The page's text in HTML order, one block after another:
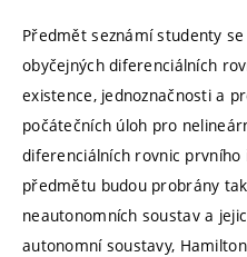
Předmět seznámí studenty
obyčejných diferenciálních
existence, jednoznačnosti a
počátečních úloh pro
diferenciálních rovnic
předmětu budou probrány
neautonomních soustav a
autonomní soustavy,